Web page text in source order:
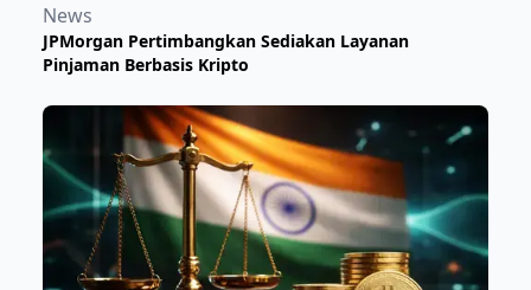
News
JPMorgan Pertimbangkan Sediakan Layanan
Pinjaman Berbasis Kripto